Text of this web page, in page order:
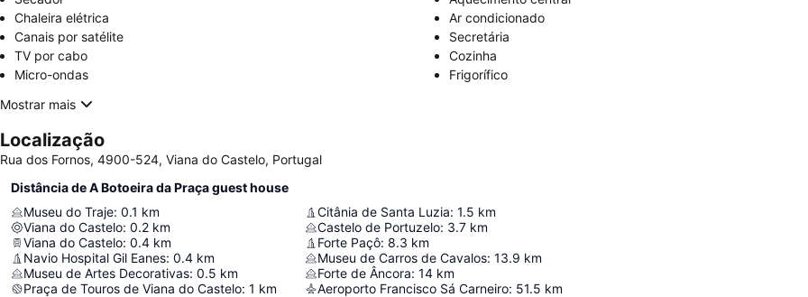
Chaleira elétrica
Ar condicionado
Canais por satélite
Secretária
TV por cabo
Cozinha
Micro-ondas
Frigorífico
Mostrar mais
Localização
Rua dos Fornos, 4900-524, Viana do Castelo, Portugal
Distância de A Botoeira da Praça guest house
Museu do Traje: 0.1 km
Viana do Castelo: 0.2 km
Viana do Castelo: 0.4 km
Navio Hospital Gil Eanes: 0.4 km
Museu de Artes Decorativas: 0.5 km
Praça de Touros de Viana do Castelo: 1 km
Citânia de Santa Luzia: 1.5 km
Castelo de Portuzelo: 3.7 km
Forte Paçô: 8.3 km
Museu de Carros de Cavalos: 13.9 km
Forte de Âncora: 14 km
Aeroporto Francisco Sá Carneiro: 51.5 km